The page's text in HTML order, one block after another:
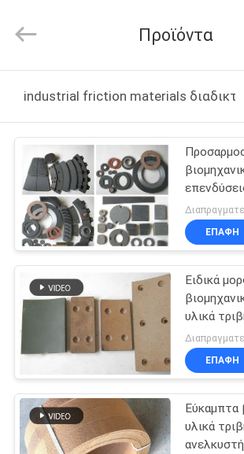
ΠΡΟΪΌΝΤΑ
ΠΕΡΊΠΟΥ
ΕΜΕΊΣ
ΓΎΡΟΣ
ΕΡΓΟΣΤΑΣΊΩΝ
ΠΟΙΟΤΙΚΌΣ
ΈΛΕΓΧΟΣ
ΜΑΣ
ΕΛΆΤΕ
Reserved.
Προϊόντα
industrial friction materials
τριβής
ΕΠΑΦΉ
Ειδικά
υλικά
ΕΠΑΦΉ
Εύκαμπτα
υλικά